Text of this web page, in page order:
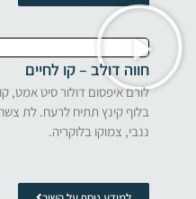
חווה דולב – קו לחיים
לורם איפסום דולור סיט אמט,
בלוף קינץ תתיח לרעח. לת
ננבי, צמוקו בלוקריה.